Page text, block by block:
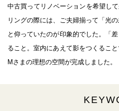
中古買ってリノベーションを希望し
リングの際には、ご夫婦揃って「光
と仰っていたのが印象的でした。「
ること。室内にあえて影をつくるこ
Mさまの理想の空間が完成しました。